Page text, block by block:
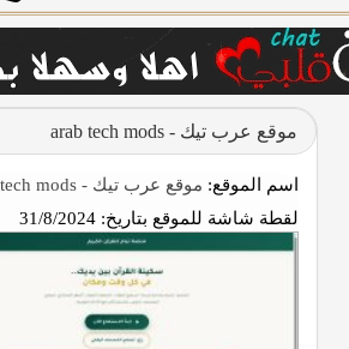
موقع عرب تيك - arab tech mods
اسم الموقع: موقع عرب تيك - arab tech mods
لقطة شاشة للموقع بتاريخ: